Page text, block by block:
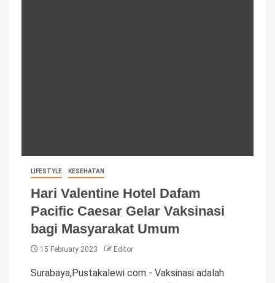
LIFESTYLE KESEHATAN
Hari Valentine Hotel Dafam
Pacific Caesar Gelar Vaksinasi
bagi Masyarakat Umum
15 February 2023 Editor
Surabaya,Pustakalewi com - Vaksinasi adalah